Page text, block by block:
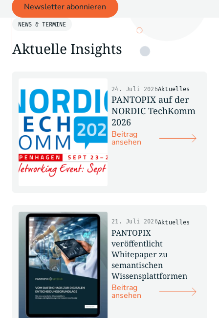
Newsletter abonnieren
NEWS & TERMINE
Aktuelle Insights
Aktuelles
24. Juli 2026
PANTOPIX auf der
NORDIC TechKomm
2026
Beitrag
ansehen
Aktuelles
21. Juli 2026
PANTOPIX
veröffentlicht
Whitepaper zu
semantischen
Wissensplattformen
Beitrag
ansehen